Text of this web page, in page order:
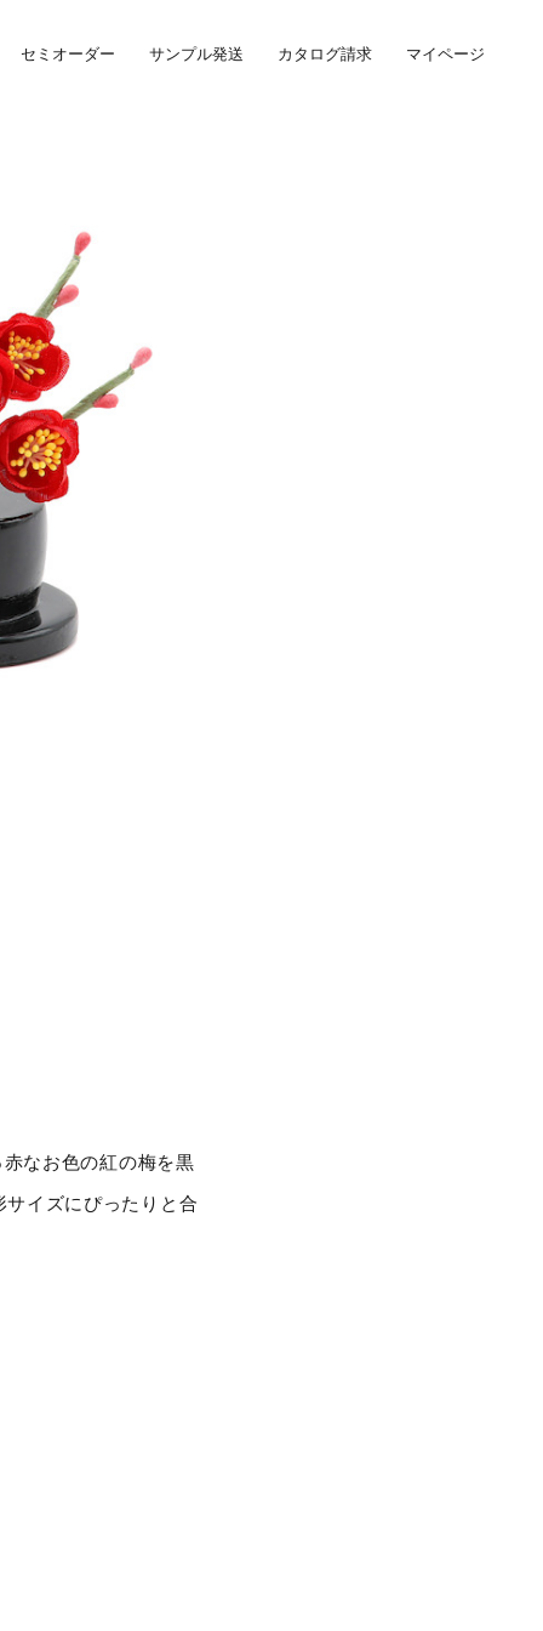
セミオーダー サンプル発送 カタログ請求 マイページ
なお色の紅の梅を黒
イズにぴったりと合